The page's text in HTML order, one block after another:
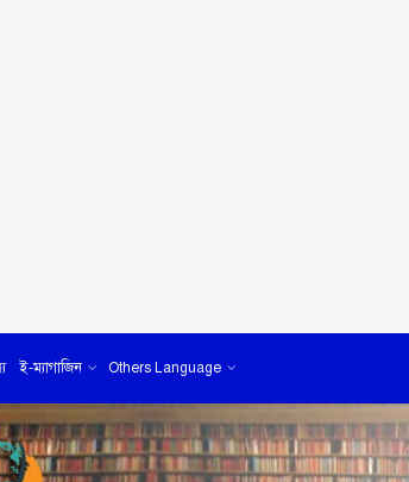
ই-ম্যাগাজিন Others Language